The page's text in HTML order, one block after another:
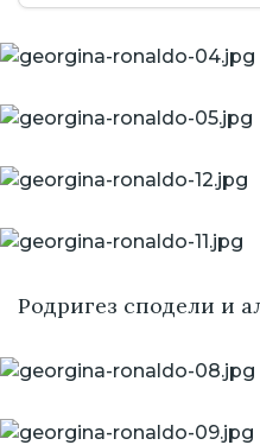
Родригез сподели и